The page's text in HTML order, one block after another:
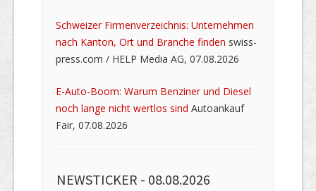
Schweizer Firmenverzeichnis: Unternehmen
nach Kanton, Ort und Branche finden swiss-
press.com / HELP Media AG, 07.08.2026
E-Auto-Boom: Warum Benziner und Diesel
noch lange nicht wertlos sind Autoankauf
Fair, 07.08.2026
NEWSTICKER - 08.08.2026